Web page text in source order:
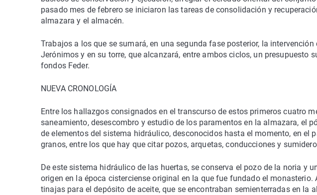
pasado mes de febrero se iniciaron las tareas de consolidación y
almazara y el almacén.
Trabajos a los que se sumará, en una segunda fase posterior, la
Jerónimos y en su torre, que alcanzará, entre ambos ciclos, un presupuesto
fondos Feder.
NUEVA CRONOLOGÍA
Entre los hallazgos consignados en el transcurso de estos primeros cuatro
saneamiento, desescombro y estudio de los paramentos en la almazara, el
de elementos del sistema hidráulico, desconocidos hasta el momento, en el
granos, entre los que hay que citar pozos, arquetas, conducciones y
De este sistema hidráulico de las huertas, se conserva el pozo de la noria y
origen en la época cisterciense original en la que fue fundado el
tinajas para el depósito de aceite, que se encontraban semienterradas en la